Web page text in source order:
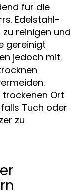
für die
Edelstahl-
reinigen und
gereinigt
jedoch mit
trockenen Ort
Tuch oder
zu